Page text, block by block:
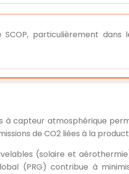
particulièrement dans
à capteur atmosphérique
de CO2 liées à la
(solaire et
(PRG) contribue à